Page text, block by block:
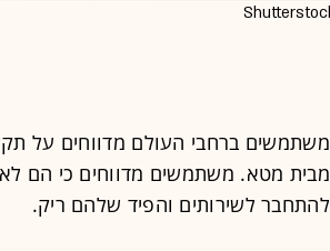
משתמשים ברחבי העולם מדווחים על
מבית מטא. משתמשים מדווחים כי הם
להתחבר לשירותים והפיד שלהם ריק.